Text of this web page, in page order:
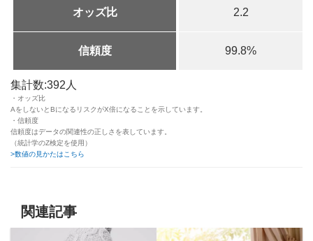
オッズ比 2.2
信頼度 99.8%
集計数:392人
・オッズ比
AをしないとBになるリスクがX倍になることを示しています。
・信頼度
信頼度はデータの関連性の正しさを表しています。
（統計学のZ検定を使用）
>数値の見かたはこちら
関連記事